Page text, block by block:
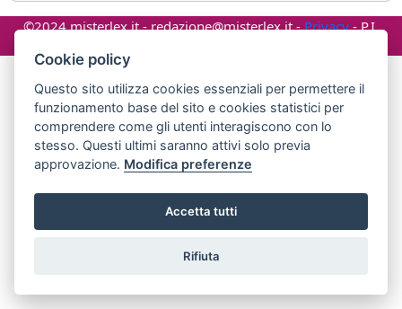
©2024 misterlex.it -redazione@misterlex.it-Privacy- P.I.
Cookie policy
Questo sito utilizza cookies essenziali per permettere il
funzionamento base del sito e cookies statistici per
comprendere come gli utenti interagiscono con lo
stesso. Questi ultimi saranno attivi solo previa
approvazione. Modifica preferenze
Accetta tutti
Rifiuta